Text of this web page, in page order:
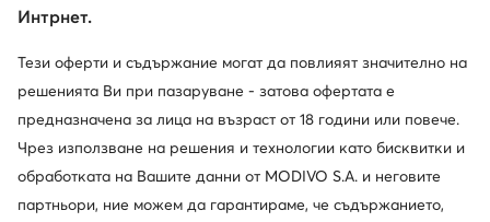
G-Star Raw
Зимни обувки · Бежов
112,48€
Rieker
Боти · Бежов · 5.5 cm
89,47€
Интрнет.
Тези оферти и съдържание могат да повлияят значително на
решенията Ви при пазаруване - затова офертата е
предназначена за лица на възраст от 18 години или повече.
Чрез използване на решения и технологии като бисквитки и
обработката на Вашите данни от MODIVO S.A. и неговите
партньори, ние можем да гарантираме, че съдържанието,